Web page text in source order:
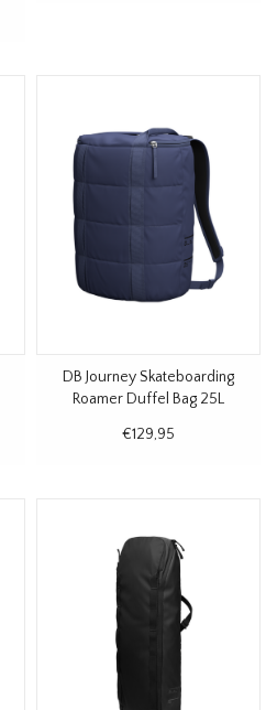
DB Journey Skateboarding
Roamer Duffel Bag 25L
€129,95